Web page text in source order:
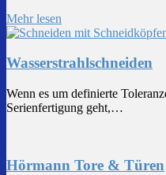
Mehr lesen
Wasserstrahlschneiden
Wenn es um definierte
Serienfertigung geht,…
Hörmann Tore & Türen